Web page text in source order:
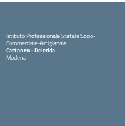
Istituto Professionale Statale Socio-
Commerciale-Artigianale
Cattaneo - Deledda
Modena